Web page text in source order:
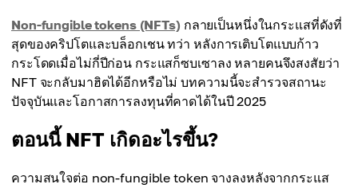
Non-fungible tokens (NFTs) กลายเป็นหนึ่งในกระแสที่ดังที่
สุดของคริปโตและบล็อกเชน ทว่า หลังการเติบโตแบบก้าว
กระโดดเมื่อไม่กี่ปีก่อน กระแสก็ซบเซาลง หลายคนจึงสงสัยว่า
NFT จะกลับมาฮิตได้อีกหรือไม่ บทความนี้จะสำรวจสถานะ
ปัจจุบันและโอกาสการลงทุนที่คาดได้ในปี 2025
ตอนนี้ NFT เกิดอะไรขึ้น?
ความสนใจต่อ non-fungible token จางลงหลังจากกระแส